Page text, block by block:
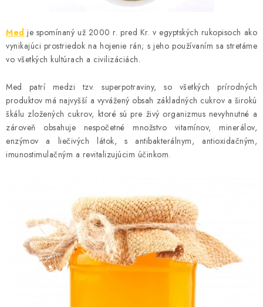
SLUŽBY VČELÁRA
VČELÁRSKE POTREBY
LITERATÚRA - KNIHY
AKCIE A ZĽAVY
ČOKOLÁDA
VÝŽIVOVÉ DOPLNKY
Napísali o nás
Med je spomínaný už 2000 r. pred Kr. v egyptských rukopisoch ako
vynikajúci prostriedok na hojenie rán; s jeho používaním sa stretáme
vo všetkých kultúrach a civilizáciách.
Med patrí medzi tzv. superpotraviny, so všetkých prírodných
produktov má najvyšší a vyvážený obsah základných cukrov a širokú
škálu zložených cukrov, ktoré sú pre živý organizmus nevyhnutné a
zároveň obsahuje nespočetné množstvo vitamínov, minerálov,
enzýmov a liečivých látok, s antibakterálnym, antioxidačným,
imunostimulačným a revitalizujúcim účinkom.